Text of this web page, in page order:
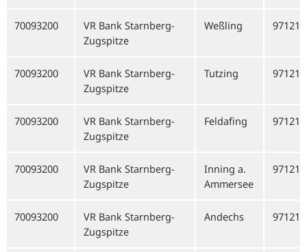
70093200
VR Bank Starnberg-
Zugspitze
Weßling 97121
70093200
VR Bank Starnberg-
Zugspitze
Tutzing 97121
70093200
VR Bank Starnberg-
Zugspitze
Feldafing 97121
70093200
VR Bank Starnberg-
Zugspitze
Inning a.
Ammersee
97121
70093200
VR Bank Starnberg-
Zugspitze
Andechs 97121